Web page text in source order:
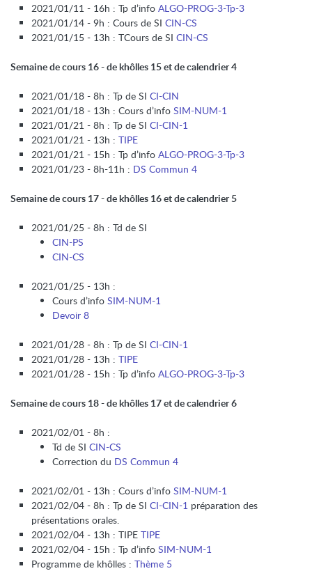
2021/01/11 - 16h : Tp d’info ALGO-PROG-3-Tp-3
2021/01/14 - 9h : Cours de SI CIN-CS
2021/01/15 - 13h : TCours de SI CIN-CS
Semaine de cours 16 - de khôlles 15 et de calendrier 4
2021/01/18 - 8h : Tp de SI CI-CIN
2021/01/18 - 13h : Cours d’info SIM-NUM-1
2021/01/21 - 8h : Tp de SI CI-CIN-1
2021/01/21 - 13h : TIPE
2021/01/21 - 15h : Tp d’info ALGO-PROG-3-Tp-3
2021/01/23 - 8h-11h : DS Commun 4
Semaine de cours 17 - de khôlles 16 et de calendrier 5
2021/01/25 - 8h : Td de SI
CIN-PS
CIN-CS
2021/01/25 - 13h :
Cours d’info SIM-NUM-1
Devoir 8
2021/01/28 - 8h : Tp de SI CI-CIN-1
2021/01/28 - 13h : TIPE
2021/01/28 - 15h : Tp d’info ALGO-PROG-3-Tp-3
Semaine de cours 18 - de khôlles 17 et de calendrier 6
2021/02/01 - 8h :
Td de SI CIN-CS
Correction du DS Commun 4
2021/02/01 - 13h : Cours d’info SIM-NUM-1
2021/02/04 - 8h : Tp de SI CI-CIN-1 préparation des
présentations orales.
2021/02/04 - 13h : TIPE TIPE
2021/02/04 - 15h : Tp d’info SIM-NUM-1
Programme de khôlles : Thème 5